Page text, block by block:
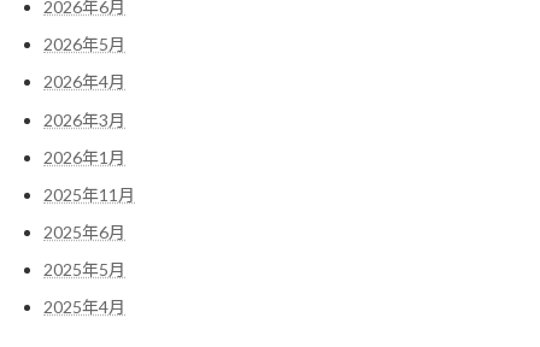
2026年6月
2026年5月
2026年4月
2026年3月
2026年1月
2025年11月
2025年6月
2025年5月
2025年4月